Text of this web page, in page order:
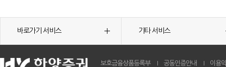
바로가기 서비스 기타 서비스
보호금융상품등록부 공동인증안내 이용